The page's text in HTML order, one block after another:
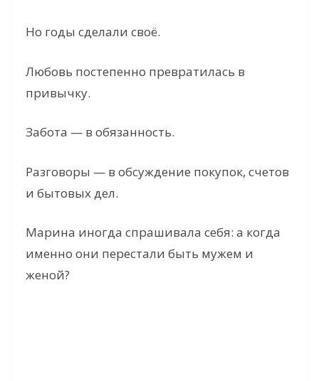
Но годы сделали своё.
Любовь постепенно превратилась в
привычку.
Забота — в обязанность.
Разговоры — в обсуждение покупок, счетов
и бытовых дел.
Марина иногда спрашивала себя: а когда
именно они перестали быть мужем и
женой?